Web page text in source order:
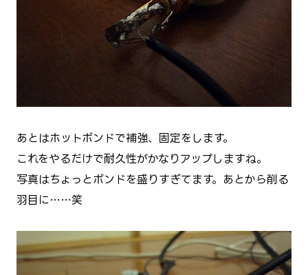
あとはホットボンドで補強、固定をします。
これをやるだけで耐久性がかなりアップしますね。
写真はちょっとボンドを盛りすぎてます。あとから削る
羽目に……笑